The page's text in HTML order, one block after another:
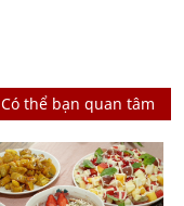
Có thể bạn quan tâm